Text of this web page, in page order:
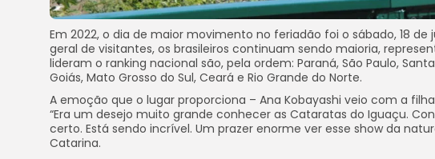
Em 2022, o dia de maior movimento no feriadão foi o sábado, 18 de
geral de visitantes, os brasileiros continuam sendo maioria,
lideram o ranking nacional são, pela ordem: Paraná, São Paulo,
Goiás, Mato Grosso do Sul, Ceará e Rio Grande do Norte.
A emoção que o lugar proporciona – Ana Kobayashi veio com a
“Era um desejo muito grande conhecer as Cataratas do Iguaçu.
certo. Está sendo incrível. Um prazer enorme ver esse show da
Catarina.